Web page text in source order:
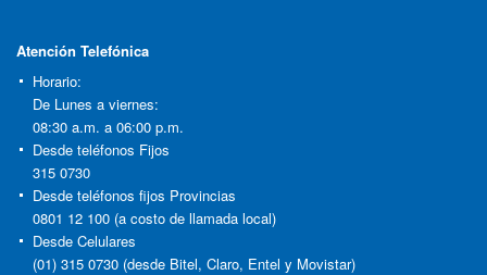
Atención Telefónica
Horario:
De Lunes a viernes:
08:30 a.m. a 06:00 p.m.
Desde teléfonos Fijos
315 0730
Desde teléfonos fijos Provincias
0801 12 100 (a costo de llamada local)
Desde Celulares
(01) 315 0730 (desde Bitel, Claro, Entel y Movistar)